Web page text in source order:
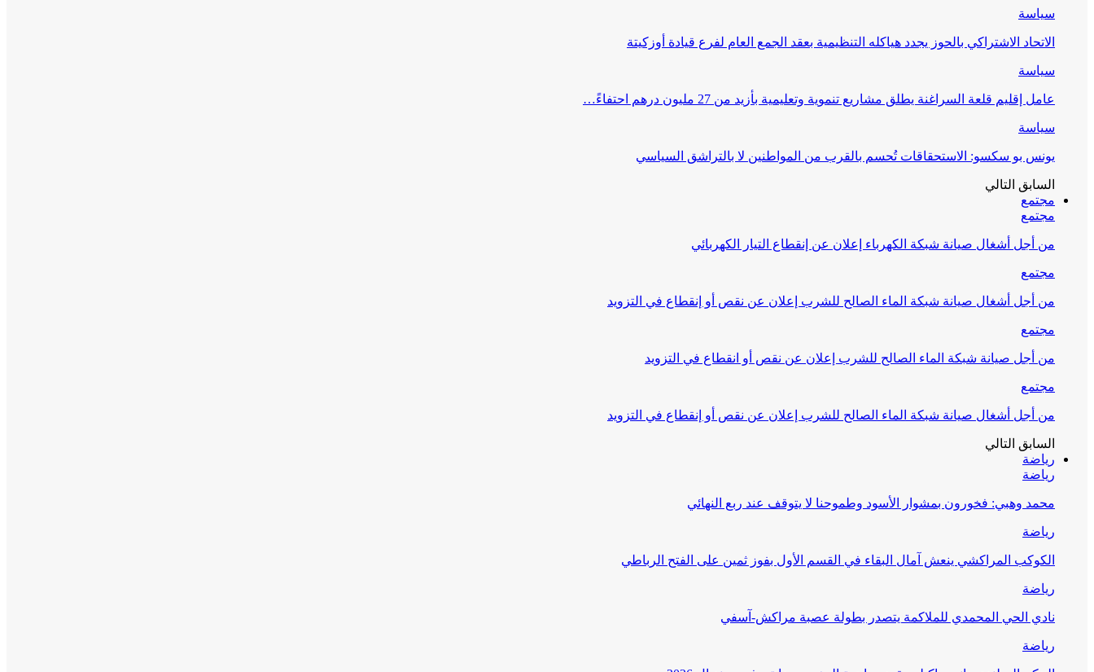
سياسة
الاتحاد الاشتراكي بالحوز يجدد هياكله التنظيمية بعقد الجمع العام لفرع قيادة أوزكيتة
سياسة
عامل إقليم قلعة السراغنة يطلق مشاريع تنموية وتعليمية بأزيد من 27 مليون درهم احتفاءً…
سياسة
يونس بو سكسو: الاستحقاقات تُحسم بالقرب من المواطنين لا بالتراشق السياسي
السابق التالي
مجتمع
مجتمع
من أجل أشغال صيانة شبكة الكهرباء إعلان عن إنقطاع التيار الكهربائي
مجتمع
من أجل أشغال صيانة شبكة الماء الصالح للشرب إعلان عن نقص أو إنقطاع في التزويد
مجتمع
من أجل صيانة شبكة الماء الصالح للشرب إعلان عن نقص أو انقطاع في التزويد
مجتمع
من أجل أشغال صيانة شبكة الماء الصالح للشرب إعلان عن نقص أو إنقطاع في التزويد
السابق التالي
رياضة
رياضة
محمد وهبي: فخورون بمشوار الأسود وطموحنا لا يتوقف عند ربع النهائي
رياضة
الكوكب المراكشي ينعش آمال البقاء في القسم الأول بفوز ثمين على الفتح الرباطي
رياضة
نادي الحي المحمدي للملاكمة يتصدر بطولة عصبة مراكش-آسفي
رياضة